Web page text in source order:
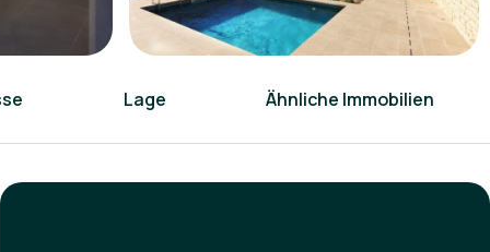
Lage Ähnliche Immobilien